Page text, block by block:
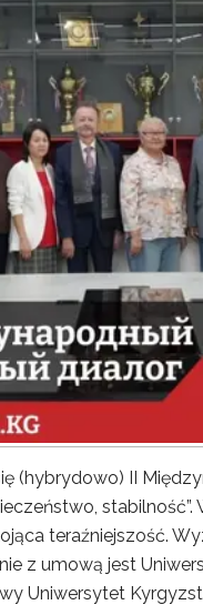
(hybrydowo) II
teraźniejszość.
z umową jest
Uniwersytet